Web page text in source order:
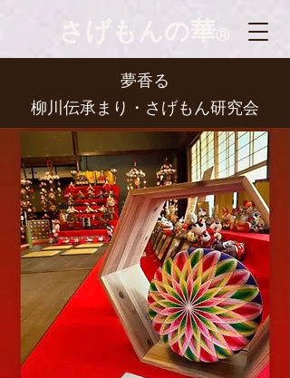
さげもんの華
夢香る
柳川伝承まり・さげもん研究会